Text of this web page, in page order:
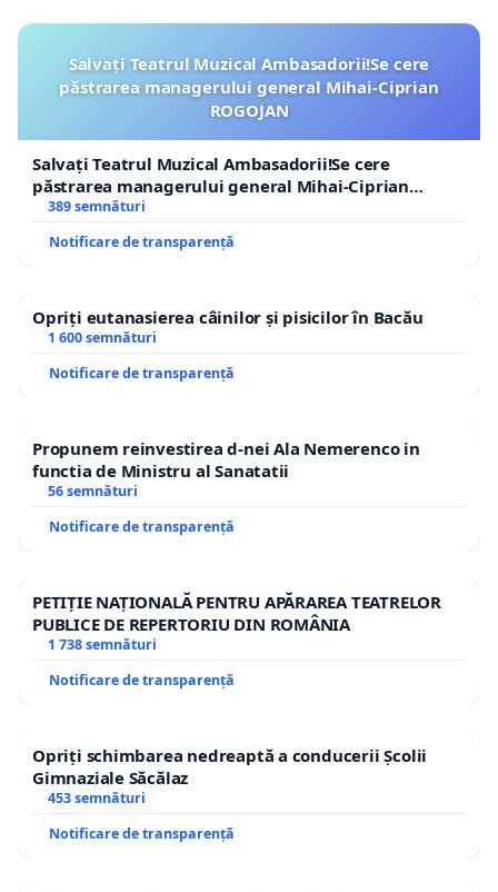
Salvați Teatrul Muzical Ambasadorii!Se cere
păstrarea managerului general Mihai-Ciprian
ROGOJAN
Salvați Teatrul Muzical Ambasadorii!Se cere
păstrarea managerului general Mihai-Ciprian
ROGOJAN
389 semnături
Notificare de transparență
Opriți eutanasierea câinilor și pisicilor în Bacău
1 600 semnături
Notificare de transparență
Propunem reinvestirea d-nei Ala Nemerenco in
functia de Ministru al Sanatatii
56 semnături
Notificare de transparență
PETIȚIE NAȚIONALĂ PENTRU APĂRAREA TEATRELOR
PUBLICE DE REPERTORIU DIN ROMÂNIA
1 738 semnături
Notificare de transparență
Opriți schimbarea nedreaptă a conducerii Școlii
Gimnaziale Săcălaz
453 semnături
Notificare de transparență